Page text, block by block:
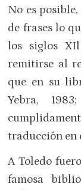
No es
de frases lo
los siglos
remitirse al
que en su
Yebra,
traducción en
A Toledo
famosa